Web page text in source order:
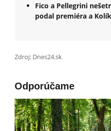
Fico a Pellegrini
podal premiéra a
Zdroj: Dnes24.sk
Odporúčame